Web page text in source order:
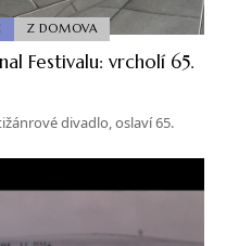
Z DOMOVA
Festivalu: vrcholí 65.
divadlo, oslaví 65.